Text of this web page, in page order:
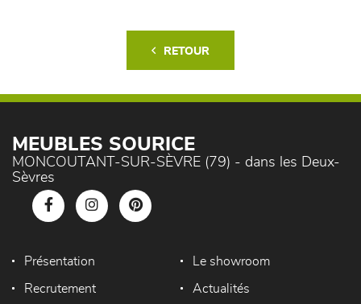
RETOUR
MEUBLES SOURICE
MONCOUTANT-SUR-SÈVRE (79) - dans les Deux-
Sèvres
Présentation Le showroom
Recrutement Actualités